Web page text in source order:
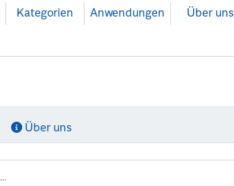
Kategorien Anwendungen Über uns
Über uns